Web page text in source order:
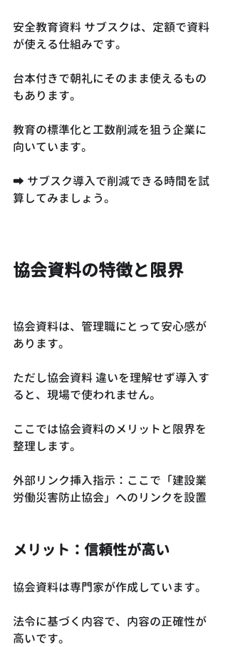
安全教育資料 サブスクは、定額で資料
が使える仕組みです。
台本付きで朝礼にそのまま使えるもの
もあります。
教育の標準化と工数削減を狙う企業に
向いています。
➡ サブスク導入で削減できる時間を試
算してみましょう。
協会資料の特徴と限界
協会資料は、管理職にとって安心感が
あります。
ただし協会資料 違いを理解せず導入す
ると、現場で使われません。
ここでは協会資料のメリットと限界を
整理します。
外部リンク挿入指示：ここで「建設業
労働災害防止協会」へのリンクを設置
メリット：信頼性が高い
協会資料は専門家が作成しています。
法令に基づく内容で、内容の正確性が
高いです。